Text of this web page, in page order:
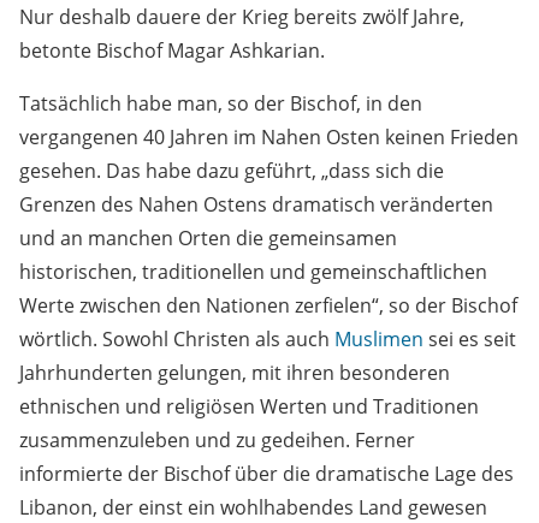
Nur deshalb dauere der Krieg bereits zwölf Jahre,
betonte Bischof Magar Ashkarian.
Tatsächlich habe man, so der Bischof, in den
vergangenen 40 Jahren im Nahen Osten keinen Frieden
gesehen. Das habe dazu geführt, „dass sich die
Grenzen des Nahen Ostens dramatisch veränderten
und an manchen Orten die gemeinsamen
historischen, traditionellen und gemeinschaftlichen
Werte zwischen den Nationen zerfielen“, so der Bischof
wörtlich. Sowohl Christen als auch Muslimen sei es seit
Jahrhunderten gelungen, mit ihren besonderen
ethnischen und religiösen Werten und Traditionen
zusammenzuleben und zu gedeihen. Ferner
informierte der Bischof über die dramatische Lage des
Libanon, der einst ein wohlhabendes Land gewesen